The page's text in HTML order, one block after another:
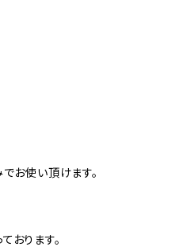
でお使い頂けます。
おります。